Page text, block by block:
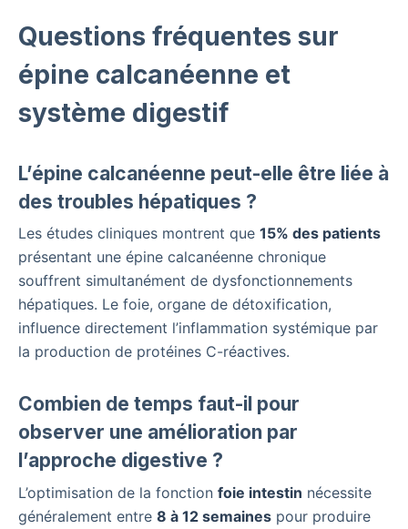
Questions fréquentes sur
épine calcanéenne et
système digestif
L’épine calcanéenne peut-elle être liée à
des troubles hépatiques ?
Les études cliniques montrent que 15% des patients
présentant une épine calcanéenne chronique
souffrent simultanément de dysfonctionnements
hépatiques. Le foie, organe de détoxification,
influence directement l’inflammation systémique par
la production de protéines C-réactives.
Combien de temps faut-il pour
observer une amélioration par
l’approche digestive ?
L’optimisation de la fonction foie intestin nécessite
généralement entre 8 à 12 semaines pour produire